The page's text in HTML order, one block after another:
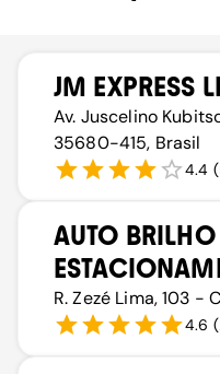
JM EXPRESS
Av. Juscelino
35680-415, Brasil
4.4 (
AUTO BRILHO
R. Zezé Lima, 103
4.6 (